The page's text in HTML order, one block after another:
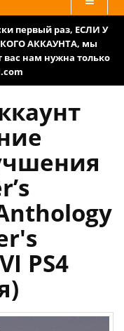
первый раз, ЕСЛИ У
АККАУНТА, мы
нам нужна только
PS4